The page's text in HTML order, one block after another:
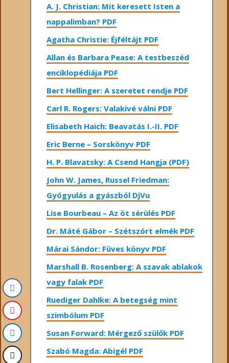
A. J. Christian: Mit keresett Isten a
nappalimban? PDF
Agatha Christie: Éjféltájt PDF
Allan és Barbara Pease: A testbeszéd
enciklopédiája PDF
Bert Hellinger: A ​szeretet rendje PDF
Carl R. Rogers: Valakivé válni PDF
Elisabeth Haich: Beavatás I.-II. PDF
Eric Berne – Sorskönyv PDF
H. P. Blavatsky: A Csend Hangja (PDF)
John W. James, Russel Friedman:
Gyógyulás a gyászból DjVu
Lise Bourbeau – Az öt sérülés PDF
Dr. Máté Gábor – Szétszórt elmék PDF
Márai Sándor: Füves könyv PDF
Marshall B. Rosenberg: A szavak ablakok
vagy falak PDF
Ruediger Dahlke: A betegség mint
szimbólum PDF
Susan Forward: Mérgező szülők PDF
Szabó Magda: Abigél PDF